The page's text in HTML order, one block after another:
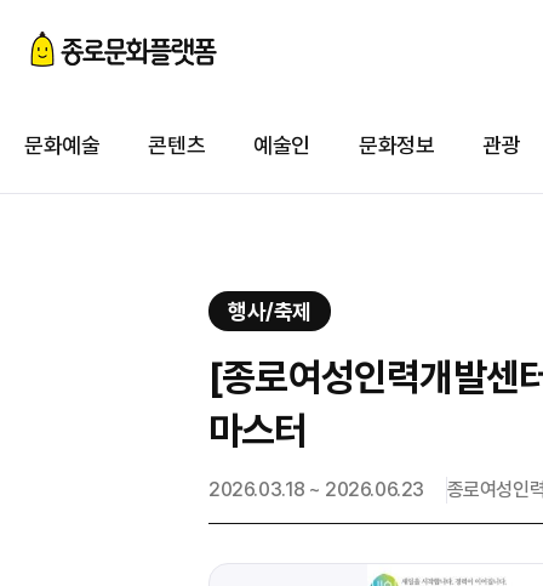
문화예술 콘텐츠 예술인 문화정보 관광
행사/축제
[종로여성인력개발센
마스터
2026.03.18 ~ 2026.06.23 종로여성인